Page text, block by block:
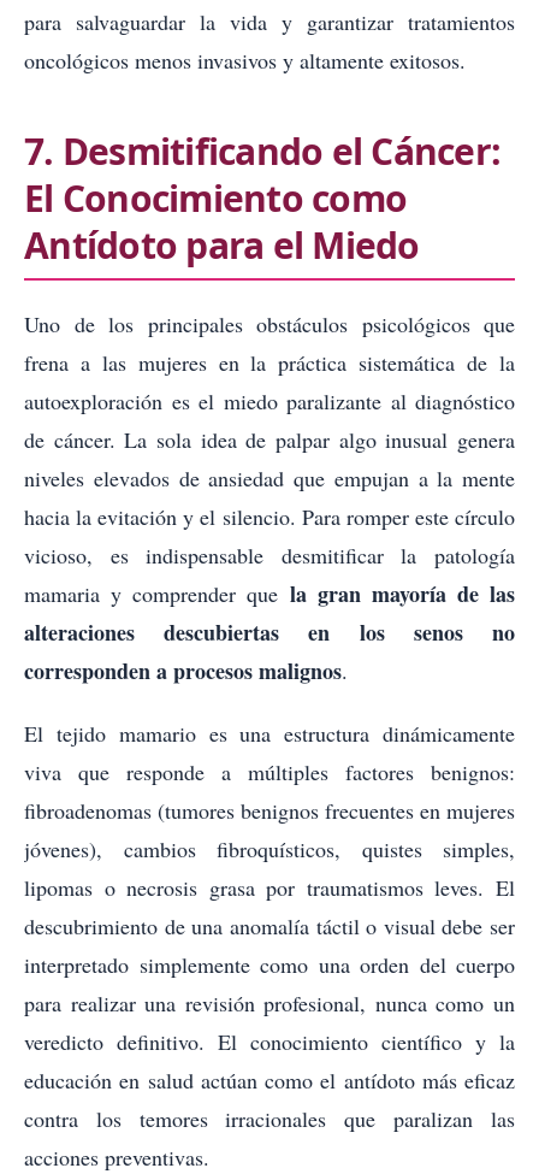
para salvaguardar la vida y garantizar tratamientos
oncológicos menos invasivos y altamente exitosos.
7. Desmitificando el Cáncer:
El Conocimiento como
Antídoto para el Miedo
Uno de los principales obstáculos psicológicos que
frena a las mujeres en la práctica sistemática de la
autoexploración es el miedo paralizante al diagnóstico
de cáncer. La sola idea de palpar algo inusual genera
niveles elevados de ansiedad que empujan a la mente
hacia la evitación y el silencio. Para romper este círculo
vicioso, es indispensable desmitificar la patología
mamaria y comprender que la gran mayoría de las
alteraciones descubiertas en los senos no
corresponden a procesos malignos.
El tejido mamario es una estructura dinámicamente
viva que responde a múltiples factores benignos:
fibroadenomas (tumores benignos frecuentes en mujeres
jóvenes), cambios fibroquísticos, quistes simples,
lipomas o necrosis grasa por traumatismos leves. El
descubrimiento de una anomalía táctil o visual debe ser
interpretado simplemente como una orden del cuerpo
para realizar una revisión profesional, nunca como un
veredicto definitivo. El conocimiento científico y la
educación en salud actúan como el antídoto más eficaz
contra los temores irracionales que paralizan las
acciones preventivas.